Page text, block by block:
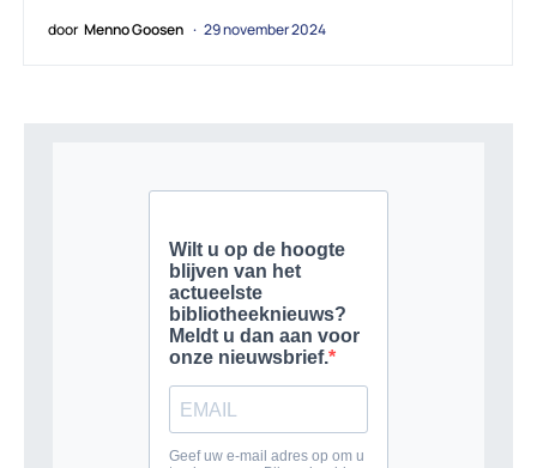
door Menno Goosen 29 november 2024